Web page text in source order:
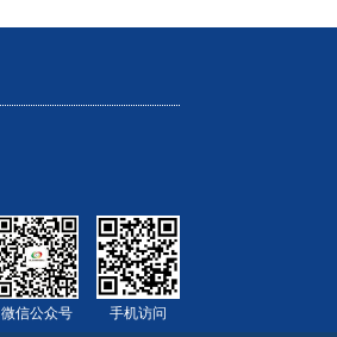
微信公众号
手机访问